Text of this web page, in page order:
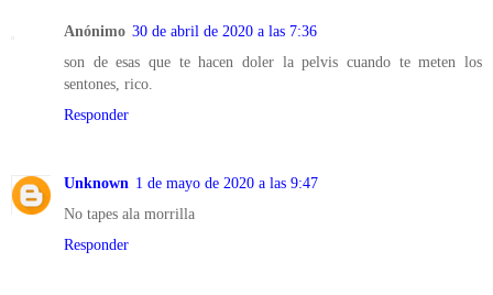
Anónimo 30 de abril de 2020 a las 7:36
son de esas que te hacen doler la pelvis cuando te meten los
sentones, rico.
Responder
Unknown 1 de mayo de 2020 a las 9:47
No tapes ala morrilla
Responder